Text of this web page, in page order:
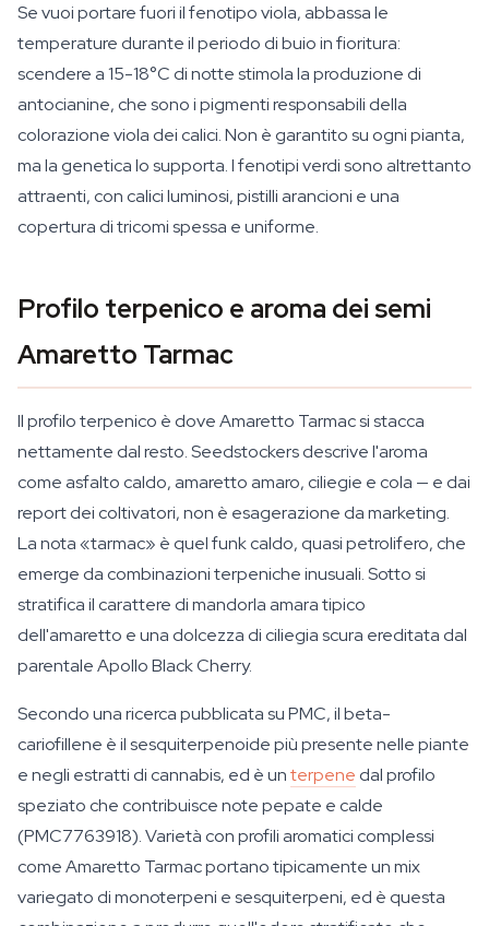
Se vuoi portare fuori il fenotipo viola, abbassa le
temperature durante il periodo di buio in fioritura:
scendere a 15-18°C di notte stimola la produzione di
antocianine, che sono i pigmenti responsabili della
colorazione viola dei calici. Non è garantito su ogni pianta,
ma la genetica lo supporta. I fenotipi verdi sono altrettanto
attraenti, con calici luminosi, pistilli arancioni e una
copertura di tricomi spessa e uniforme.
Profilo terpenico e aroma dei semi
Amaretto Tarmac
Il profilo terpenico è dove Amaretto Tarmac si stacca
nettamente dal resto. Seedstockers descrive l'aroma
come asfalto caldo, amaretto amaro, ciliegie e cola — e dai
report dei coltivatori, non è esagerazione da marketing.
La nota «tarmac» è quel funk caldo, quasi petrolifero, che
emerge da combinazioni terpeniche inusuali. Sotto si
stratifica il carattere di mandorla amara tipico
dell'amaretto e una dolcezza di ciliegia scura ereditata dal
parentale Apollo Black Cherry.
Secondo una ricerca pubblicata su PMC, il beta-
cariofillene è il sesquiterpenoide più presente nelle piante
e negli estratti di cannabis, ed è unterpene dal profilo
speziato che contribuisce note pepate e calde
(PMC7763918). Varietà con profili aromatici complessi
come Amaretto Tarmac portano tipicamente un mix
variegato di monoterpeni e sesquiterpeni, ed è questa